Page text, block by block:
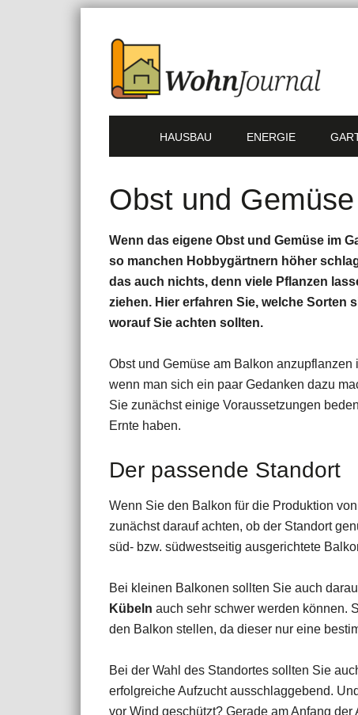
HAUSBAU ENERGIE
Obst und
Wenn das eigene Obst und Gemüse im
so manchen Hobbygärtnern höher
das auch nichts, denn viele Pflanzen
ziehen. Hier erfahren Sie, welche Sorten
worauf Sie achten sollten.
Obst und Gemüse am Balkon
wenn man sich ein paar Gedanken dazu
Sie zunächst einige Voraussetzungen
Ernte haben.
Der passende Standort
Wenn Sie den Balkon für die Produktion
zunächst darauf achten, ob der Standort
süd- bzw. südwestseitig ausgerichtete
Bei kleinen Balkonen sollten Sie auch
Kübeln auch sehr schwer werden können.
den Balkon stellen, da dieser nur eine
Bei der Wahl des Standortes sollten Sie
erfolgreiche Aufzucht ausschlaggebend.
vor Wind geschützt? Gerade am Anfang